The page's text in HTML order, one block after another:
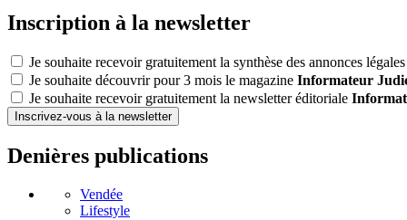
Inscription à la newsletter
Je souhaite recevoir gratuitement la synthèse des annonces légales
Je souhaite découvrir pour 3 mois le magazine Informateur
Je souhaite recevoir gratuitement la newsletter éditoriale
Inscrivez-vous à la newsletter
Denières publications
Vendée
Lifestyle